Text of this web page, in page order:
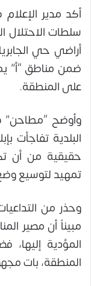
أكد مدير
أراضي حي
ضمن مناطق “أ”
على المنطقة.
وأوضح “مطاحن”
البلدية تفاجأت
حقيقية من أن
تمهيد لتوسيع
وحذر من
مبيناً أن مصير
المؤدية إليها،
المنطقة، بات